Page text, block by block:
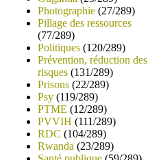
Photographie (27/289)
Pillage des ressources
(77/289)
Politiques (120/289)
Prévention, réduction des
risques (131/289)
Prisons (22/289)
Psy (119/289)
PTME (12/289)
PVVIH (111/289)
RDC (104/289)
Rwanda (23/289)